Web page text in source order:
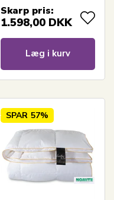
Skarp pris:
1.598,00 DKK
Læg i kurv
SPAR 57%